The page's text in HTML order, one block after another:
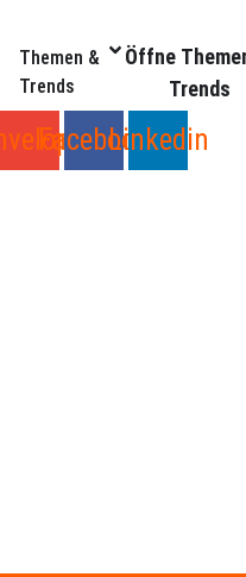
Inhalt
springen
Themen &
Trends
Öffne
Trends
FacebookLinkedin